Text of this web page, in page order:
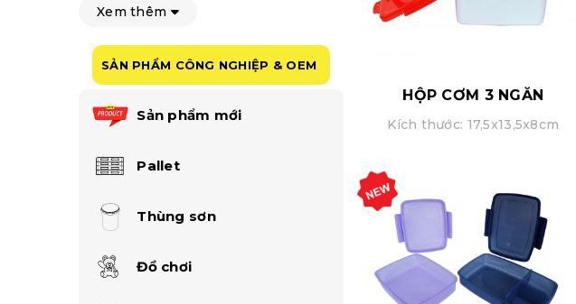
Xem thêm
SẢN PHẨM CÔNG NGHIỆP & OEM
Sản phẩm mới
Pallet
Thùng sơn
Đồ chơi
HỘP CƠM 3 NGĂN
Kích thước: 17,5x13,5x8cm